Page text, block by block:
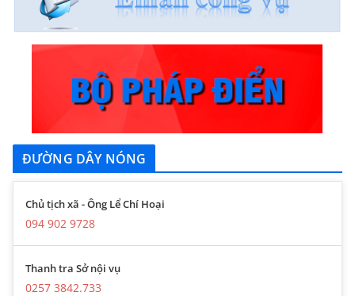
ĐƯỜNG DÂY NÓNG
Chủ tịch xã - Ông Lể Chí Hoại
094 902 9728
Thanh tra Sở nội vụ
0257 3842.733